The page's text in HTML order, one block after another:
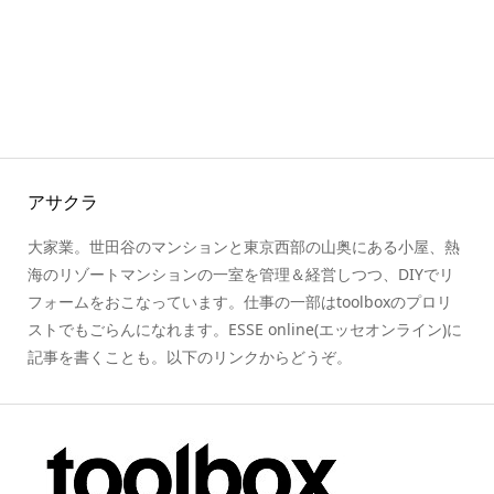
アサクラ
大家業。世田谷のマンションと東京西部の山奥にある小屋、熱
海のリゾートマンションの一室を管理＆経営しつつ、DIYでリ
フォームをおこなっています。仕事の一部はtoolboxのプロリ
ストでもごらんになれます。ESSE online(エッセオンライン)に
記事を書くことも。以下のリンクからどうぞ。